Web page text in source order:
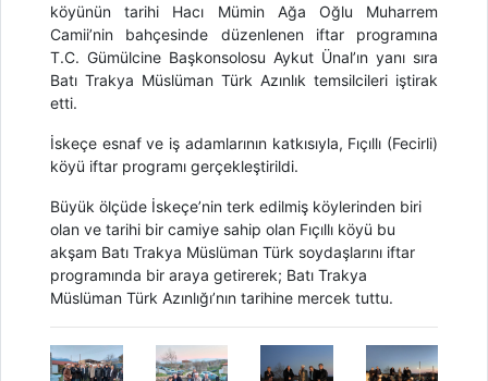
köyünün tarihi Hacı Mümin Ağa Oğlu Muharrem
Camii’nin bahçesinde düzenlenen iftar programına
T.C. Gümülcine Başkonsolosu Aykut Ünal’ın yanı sıra
Batı Trakya Müslüman Türk Azınlık temsilcileri iştirak
etti.
İskeçe esnaf ve iş adamlarının katkısıyla, Fıçıllı (Fecirli)
köyü iftar programı gerçekleştirildi.
Büyük ölçüde İskeçe’nin terk edilmiş köylerinden biri
olan ve tarihi bir camiye sahip olan Fıçıllı köyü bu
akşam Batı Trakya Müslüman Türk soydaşlarını iftar
programında bir araya getirerek; Batı Trakya
Müslüman Türk Azınlığı’nın tarihine mercek tuttu.